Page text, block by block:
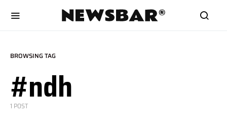
BROWSING TAG
#ndh
1 POST